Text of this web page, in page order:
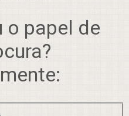
o papel de